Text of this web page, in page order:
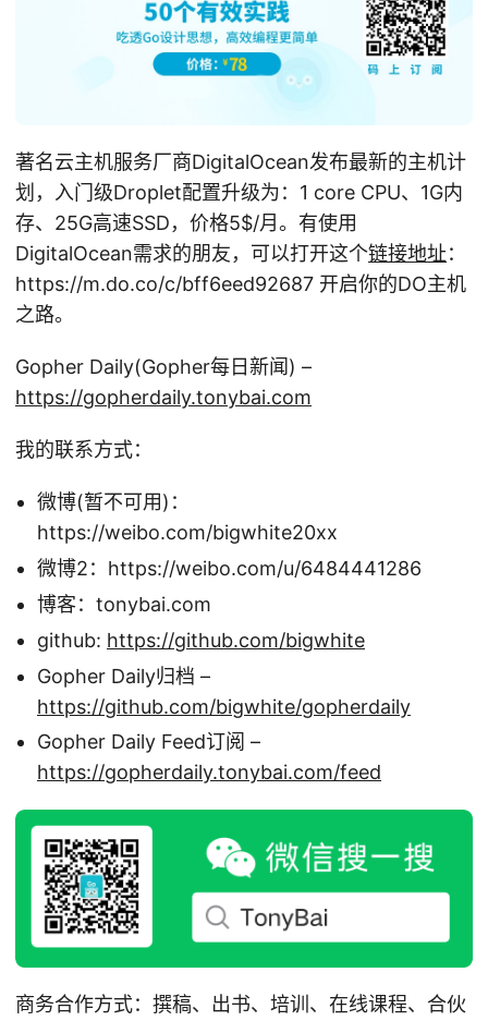
著名云主机服务厂商DigitalOcean发布最新的主机计
划，入门级Droplet配置升级为：1 core CPU、1G内
存、25G高速SSD，价格5$/月。有使用
DigitalOcean需求的朋友，可以打开这个链接地址：
https://m.do.co/c/bff6eed92687 开启你的DO主机
之路。
Gopher Daily(Gopher每日新闻) –
https://gopherdaily.tonybai.com
我的联系方式：
微博(暂不可用)：
https://weibo.com/bigwhite20xx
微博2：https://weibo.com/u/6484441286
博客：tonybai.com
github: https://github.com/bigwhite
Gopher Daily归档 –
https://github.com/bigwhite/gopherdaily
Gopher Daily Feed订阅 –
https://gopherdaily.tonybai.com/feed
商务合作方式：撰稿、出书、培训、在线课程、合伙